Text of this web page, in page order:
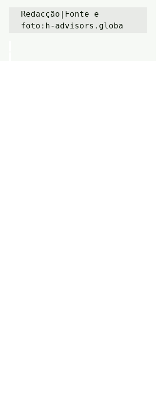
Redacção|Fonte e
foto:h-advisors.globa